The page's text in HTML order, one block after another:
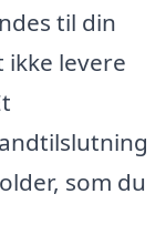
til din
levere
som du